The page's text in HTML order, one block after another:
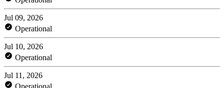
Jul 09, 2026
Operational
Jul 10, 2026
Operational
Jul 11, 2026
Operational